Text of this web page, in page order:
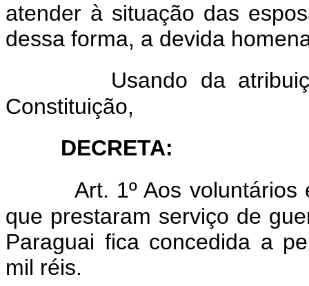
atender à situação das
dessa forma, a devida
Usando da
Constituição,
DECRETA:
Art. 1º Aos
que prestaram serviço de
Paraguai fica concedida a
mil réis.